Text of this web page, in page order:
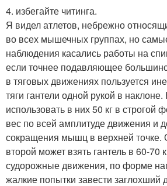
4. избегайте читинга.
Я видел атлетов, небрежно
во всех мышечных группах, но
наблюдения касались работы на
если точнее подавляющее
в тяговых движениях пользуется
тяги гантели одной рукой в
использовать в них 50 кг в строгой
вес по всей амплитуде движения и
сокращения мышц в верхней точке.
второй может взять гантель в 60-70
судорожные движения, по форме
жалкие попытки завести заглохший